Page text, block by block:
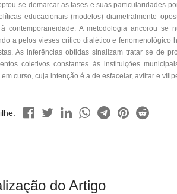
se demarcar as fases e suas particularidades
educacionais (modelos) diametralmente
à contemporaneidade. A metodologia ancorou
a pelos vieses crítico dialético e fenomenológico
As inferências obtidas sinalizam tratar se de
coletivos constantes às instituições
curso, cuja intenção é a de esfacelar, aviltar e
do Artigo